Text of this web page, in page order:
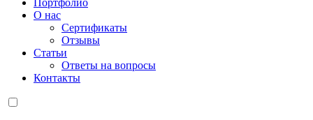
Портфолио
О нас
Сертификаты
Отзывы
Статьи
Ответы на вопросы
Контакты